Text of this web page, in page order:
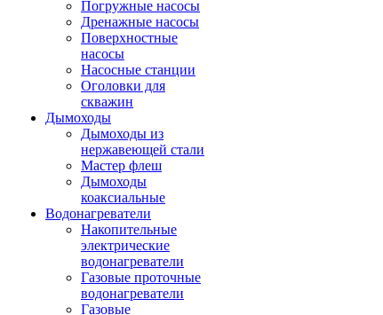
Погружные насосы
Дренажные насосы
Поверхностные
насосы
Насосные станции
Оголовки для
скважин
Дымоходы
Дымоходы из
нержавеющей стали
Мастер флеш
Дымоходы
коаксиальные
Водонагреватели
Накопительные
электрические
водонагреватели
Газовые проточные
водонагреватели
Газовые